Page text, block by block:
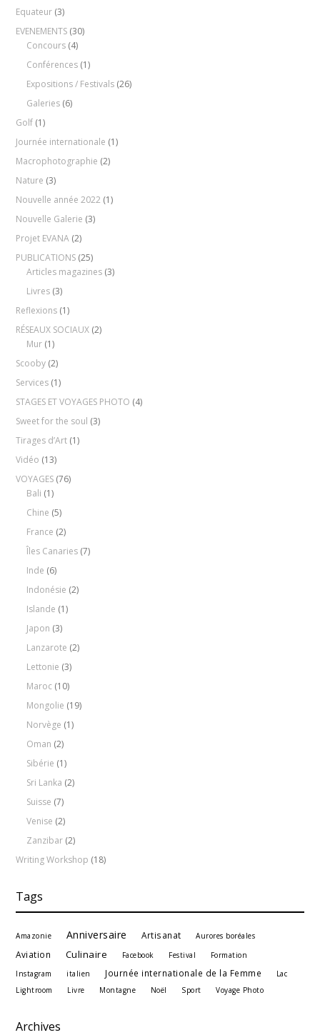
Equateur (3)
EVENEMENTS (30)
Concours (4)
Conférences (1)
Expositions / Festivals (26)
Galeries (6)
Golf (1)
Journée internationale (1)
Macrophotographie (2)
Nature (3)
Nouvelle année 2022 (1)
Nouvelle Galerie (3)
Projet EVANA (2)
PUBLICATIONS (25)
Articles magazines (3)
Livres (3)
Reflexions (1)
RÉSEAUX SOCIAUX (2)
Mur (1)
Scooby (2)
Services (1)
STAGES ET VOYAGES PHOTO (4)
Sweet for the soul (3)
Tirages d’Art (1)
Vidéo (13)
VOYAGES (76)
Bali (1)
Chine (5)
France (2)
Îles Canaries (7)
Inde (6)
Indonésie (2)
Islande (1)
Japon (3)
Lanzarote (2)
Lettonie (3)
Maroc (10)
Mongolie (19)
Norvège (1)
Oman (2)
Sibérie (1)
Sri Lanka (2)
Suisse (7)
Venise (2)
Zanzibar (2)
Writing Workshop (18)
Tags
Amazonie Anniversaire Artisanat Aurores boréales
Aviation Culinaire Facebook Festival
Formation
Instagram
italien Journée internationale de la Femme
Lac
Lightroom
Livre Montagne Noël Sport Voyage Photo
Archives